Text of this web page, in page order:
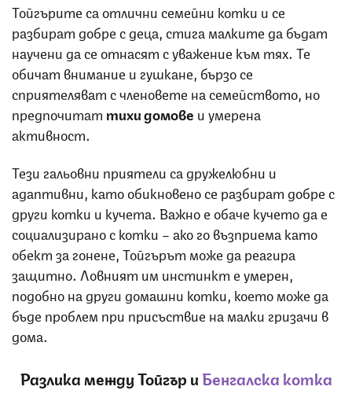
Тойгърите са отлични семейни котки и се
разбират добре с деца, стига малките да бъдат
научени да се отнасят с уважение към тях. Те
обичат внимание и гушкане, бързо се
сприятеляват с членовете на семейството, но
предпочитат тихи домове и умерена
активност.
Тези гальовни приятели са дружелюбни и
адаптивни, като обикновено се разбират добре с
други котки и кучета. Важно е обаче кучето да е
социализирано с котки – ако го възприема като
обект за гонене, Тойгърът може да реагира
защитно. Ловният им инстинкт е умерен,
подобно на други домашни котки, което може да
бъде проблем при присъствие на малки гризачи в
дома.
Разлика между Тойгър и Бенгалска котка